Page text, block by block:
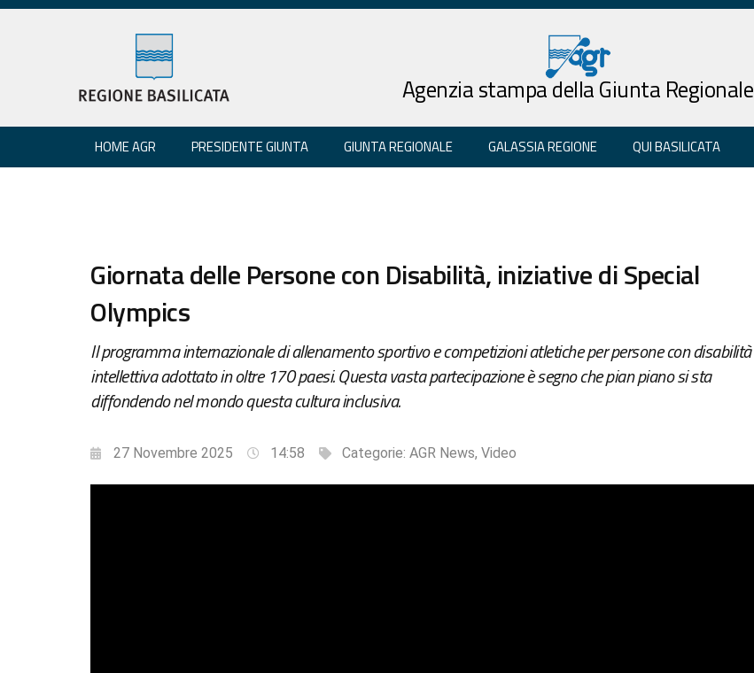
Agenzia stampa della Giunta Regionale
HOME AGR PRESIDENTE GIUNTA GIUNTA REGIONALE GALASSIA REGIONE QUI BASILICATA
Giornata delle Persone con Disabilità, iniziative di Special
Olympics
Il programma internazionale di allenamento sportivo e competizioni atletiche per persone con disabilità
intellettiva adottato in oltre 170 paesi. Questa vasta partecipazione è segno che pian piano si sta
diffondendo nel mondo questa cultura inclusiva.
27 Novembre 2025 14:58 Categorie: AGR News, Video